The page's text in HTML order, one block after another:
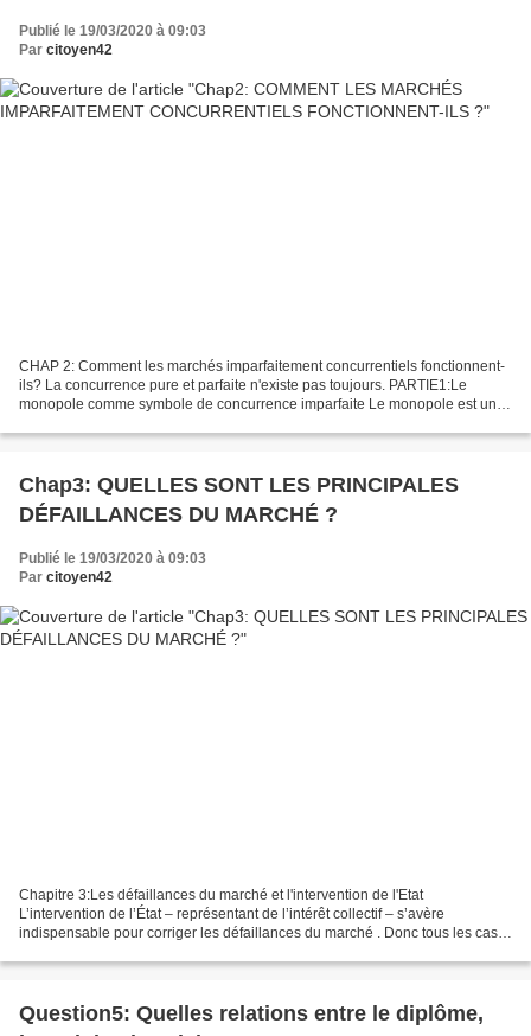
Publié le 19/03/2020 à 09:03
Par citoyen42
CHAP 2: Comment les marchés imparfaitement concurrentiels fonctionnent-
ils? La concurrence pure et parfaite n'existe pas toujours. PARTIE1:Le
monopole comme symbole de concurrence imparfaite Le monopole est une
Chap3: QUELLES SONT LES PRINCIPALES
DÉFAILLANCES DU MARCHÉ ?
Publié le 19/03/2020 à 09:03
Par citoyen42
Chapitre 3:Les défaillances du marché et l'intervention de l'Etat
L’intervention de l’État – représentant de l’intérêt collectif – s’avère
indispensable pour corriger les défaillances du marché . Donc tous les cas
Question5: Quelles relations entre le diplôme,